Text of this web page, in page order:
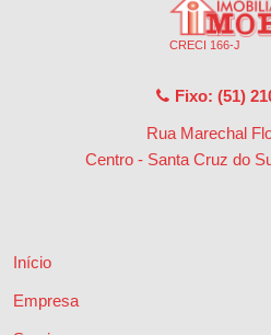
CRECI 166-J
Fixo: (51)
Rua Marechal
Centro - Santa Cruz do
Início
Empresa